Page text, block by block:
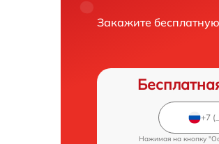
Закажите
Нажимая на кнопку